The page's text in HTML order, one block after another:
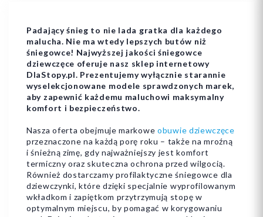
Padający śnieg to nie lada gratka dla każdego
malucha. Nie ma wtedy lepszych butów niż
śniegowce! Najwyższej jakości śniegowce
dziewczęce oferuje nasz sklep internetowy
DlaStopy.pl. Prezentujemy wyłącznie starannie
wyselekcjonowane modele sprawdzonych marek,
aby zapewnić każdemu maluchowi maksymalny
komfort i bezpieczeństwo.
Nasza oferta obejmuje markowe obuwie dziewczęce
przeznaczone na każdą porę roku – także na mroźną
i śnieżną zimę, gdy najważniejszy jest komfort
termiczny oraz skuteczna ochrona przed wilgocią.
Również dostarczamy profilaktyczne śniegowce dla
dziewczynki, które dzięki specjalnie wyprofilowanym
wkładkom i zapiętkom przytrzymują stopę w
optymalnym miejscu, by pomagać w korygowaniu
Dodaj do koszyka Dodaj do koszyka